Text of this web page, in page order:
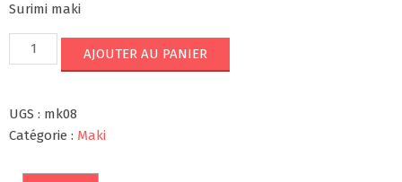
Surimi maki
quantité
de
AJOUTER AU PANIER
UGS : mk08
Catégorie : Maki